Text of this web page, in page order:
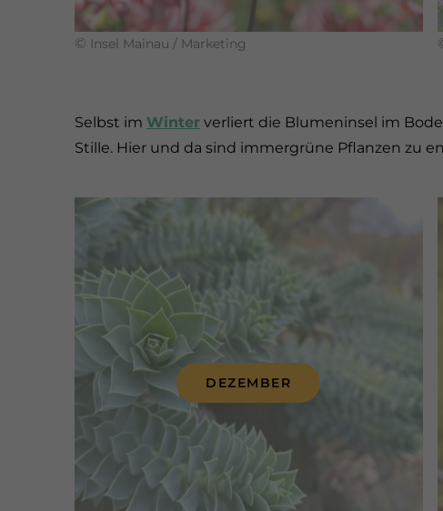
© Insel Mainau / Marketing
Selbst im Winter verliert die Blumeninsel im
Stille. Hier und da sind immergrüne Pflanzen zu
DEZEMBER